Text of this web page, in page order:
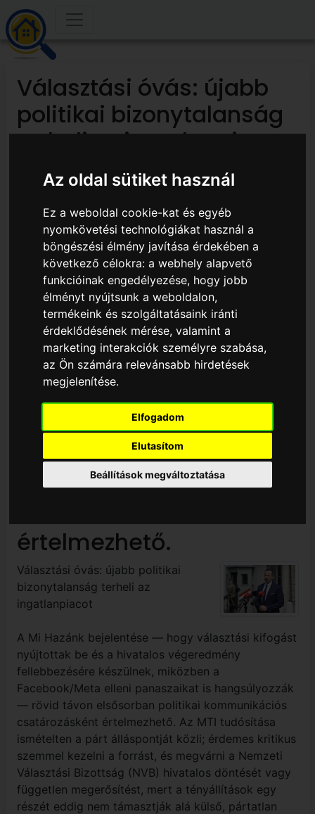
Az oldal sütiket használ
Ez a weboldal cookie-kat és egyéb
nyomkövetési technológiákat használ a
böngészési élmény javítása érdekében a
következő célokra:a webhely alapvető
funkcióinak engedélyezése, hogy jobb
élményt nyújtsunk a weboldalon,
termékeink és szolgáltatásaink iránti
érdeklődésének mérése, valamint a
marketing interakciók személyre szabása,
az Ön számára relevánsabb hirdetések
megjelenítése.
Elfogadom
Elutasítom
Beállítások megváltoztatása
Választási óvás: újabb
politikai bizonytalanság
terheli az ingatlanpiacot
A Mi Hazánk bejelentése
— hogy választási
kifogást nyújtottak be és
a hivatalos
végeredmény
fellebbezésére
készülnek, miközben a
Facebook/Meta elleni
panaszaikat is
hangsúlyozzák — rövid
távon elsősorban
politikai kommunikációs
csatározásként
értelmezhető.
Választási óvás: újabb politikai
bizonytalanság terheli az
ingatlanpiacot
A Mi Hazánk bejelentése — hogy választási kifogást
nyújtottak be és a hivatalos végeredmény
fellebbezésére készülnek, miközben a
Facebook/Meta elleni panaszaikat is hangsúlyozzák
— rövid távon elsősorban politikai kommunikációs
csatározásként értelmezhető. Az MTI tudósítása
ismételten a párt álláspontját közli; érdemes kritikus
szemmel kezelni a forrást, és megvárni a Nemzeti
Választási Bizottság (NVB) hivatalos döntését vagy
független megerősítést, mert a tényállítások egy
részét eddig nem támasztják alá külső, pártatlan